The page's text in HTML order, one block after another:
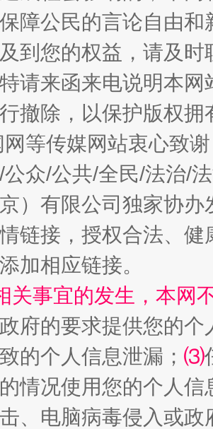
”乱象丛生
五大"原罪" "
障公民的言论自由
到您的权益，请及
请来函来电说明本
撤除，以保护版权
等传媒网站衷心致
公众/公共/全民/法治/
）有限公司独家协
链接，授权合法、
加相应链接。
关事宜的发生，本网
府的要求提供您的个
的个人信息泄漏； ⑶
情况使用您的个人
、电脑病毒侵入或